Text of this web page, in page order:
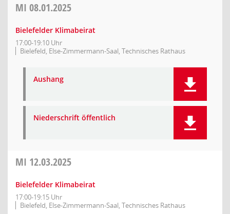
MI 08.01.2025
Bielefelder Klimabeirat
17:00-19:10 Uhr
Bielefeld, Else-Zimmermann-Saal, Technisches Rathaus
Aushang
Niederschrift öffentlich
MI 12.03.2025
Bielefelder Klimabeirat
17:00-19:15 Uhr
Bielefeld, Else-Zimmermann-Saal, Technisches Rathaus